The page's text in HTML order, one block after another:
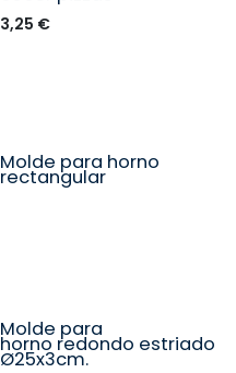
3,25 €
Seleccione un tamaño
Molde para horno
rectangular
Molde para
horno redondo estriado
Ø25x3cm.